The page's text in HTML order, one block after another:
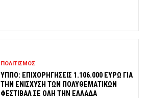
ΠΟΛΙΤΙΣΜΟΣ
ΥΠΠΟ: ΕΠΙΧΟΡΗΓΗΣΕΙΣ 1.106.000 ΕΥΡΩ ΓΙΑ
ΤΗΝ ΕΝΙΣΧΥΣΗ ΤΩΝ ΠΟΛΥΘΕΜΑΤΙΚΩΝ
ΦΕΣΤΙΒΑΛ ΣΕ ΟΛΗ ΤΗΝ ΕΛΛΑΔΑ